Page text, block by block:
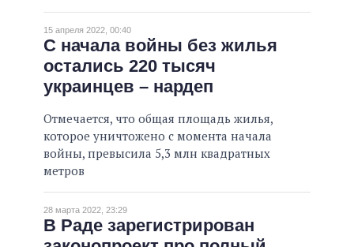
15 апреля 2022, 00:40
С начала войны без жилья
остались 220 тысяч
украинцев – нардеп
Отмечается, что общая площадь жилья,
которое уничтожено с момента начала
войны, превысила 5,3 млн квадратных
метров
28 марта 2022, 23:29
В Раде зарегистрирован